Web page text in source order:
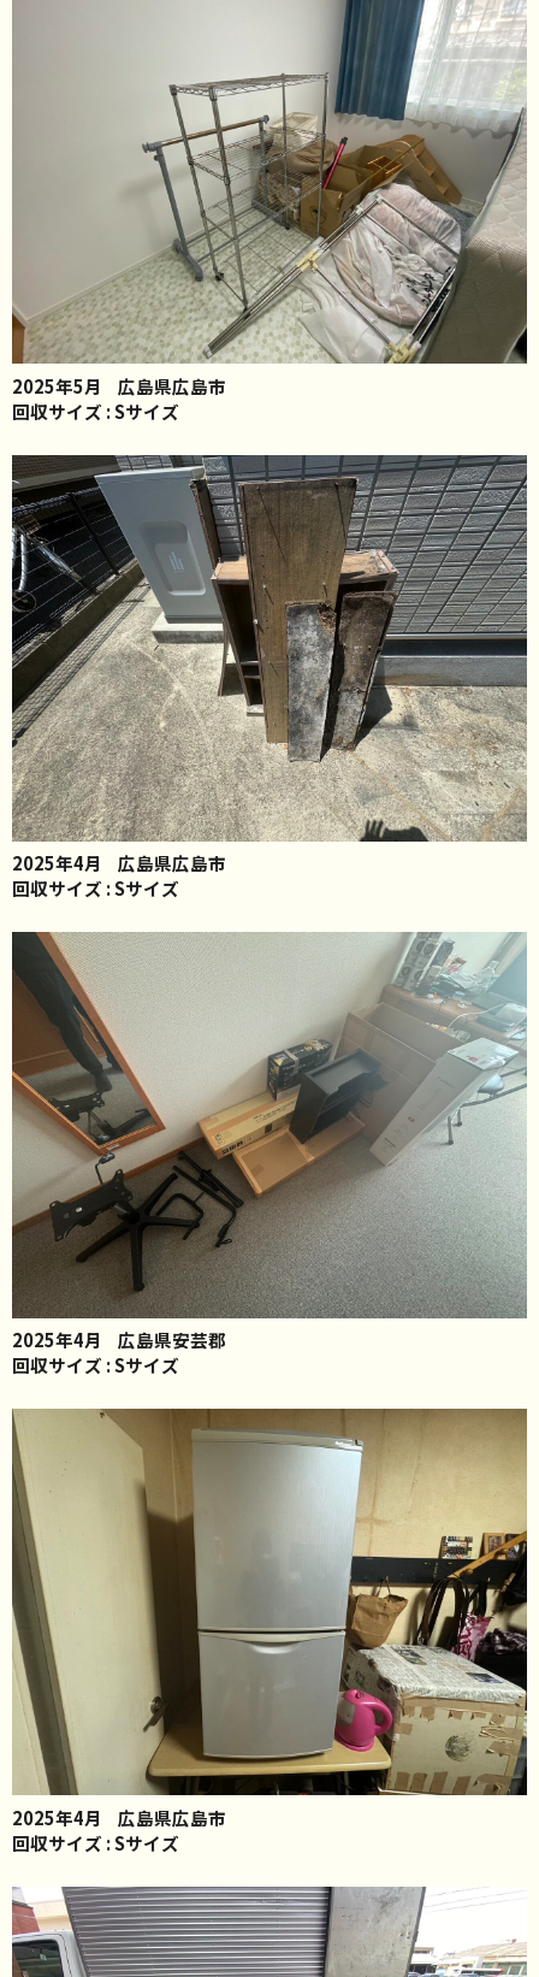
2025年5月
広島県広島市
回収サイズ : Sサイズ
2025年4月
広島県広島市
回収サイズ : Sサイズ
2025年4月
広島県安芸郡
回収サイズ : Sサイズ
2025年4月
広島県広島市
回収サイズ : Sサイズ